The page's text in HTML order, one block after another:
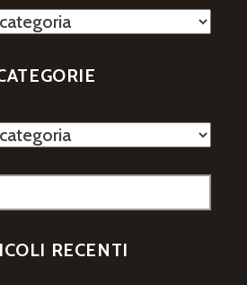
RECENTI